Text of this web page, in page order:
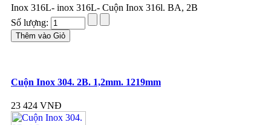
Inox 316L- inox 316L- Cuộn Inox 316l. BA, 2B
Số lượng:
Cuộn Inox 304. 2B. 1,2mm. 1219mm
23 424 VNĐ